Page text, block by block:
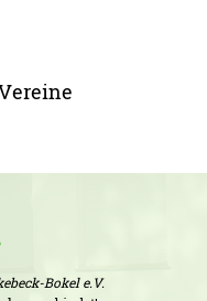
Bokel e.V.